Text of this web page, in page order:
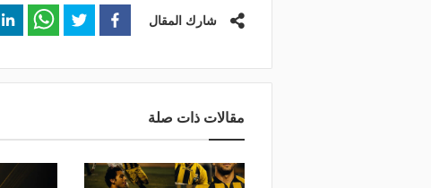
شارك المقال
مقالات ذات صلة
منذ يوم
البورصة كلمة السر.. لماذا أعلن
صلاح؟
نادي الخلود: صلاح انتقل للدوري